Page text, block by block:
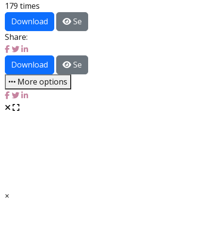
179 times
Download
Se
Share:
Download
Se
More options
×